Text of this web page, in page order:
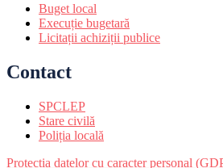
Buget local
Execuție bugetară
Licitații achiziții publice
Contact
SPCLEP
Stare civilă
Poliția locală
Protecția datelor cu caracter personal